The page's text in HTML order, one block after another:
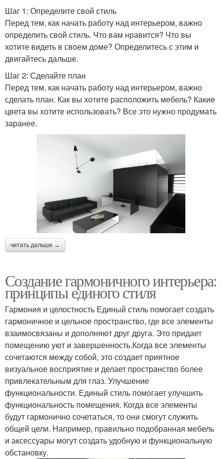
Шаг 1: Определите свой стиль
Перед тем, как начать работу над интерьером, важно
определить свой стиль. Что вам нравится? Что вы
хотите видеть в своем доме? Определитесь с этим и
двигайтесь дальше.
Шаг 2: Сделайте план
Перед тем, как начать работу над интерьером, важно
сделать план. Как вы хотите расположить мебель? Какие
цвета вы хотите использовать? Все это нужно продумать
заранее.
читать дальше →
Создание гармоничного интерьера:
принципы единого стиля
Гармония и целостность Единый стиль помогает создать
гармоничное и цельное пространство, где все элементы
взаимосвязаны и дополняют друг друга. Это придает
помещению уют и завершенность.Когда все элементы
сочетаются между собой, это создает приятное
визуальное восприятие и делает пространство более
привлекательным для глаз. Улучшение
функциональности. Единый стиль помогает улучшить
функциональность помещения. Когда все элементы
будут гармонично сочетаться, то они смогут служить
общей цели. Например, правильно подобранная мебель
и аксессуары могут создать удобную и функциональную
обстановку.